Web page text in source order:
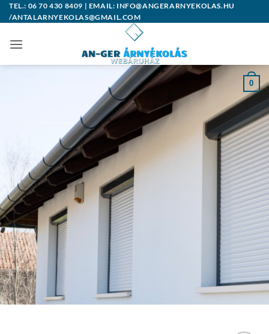
Skip
to
TEL.: 06 70 430 8409 | EMAIL: INFO@ANGERARNYEKOLAS.HU
/ANTALARNYEKOLAS@GMAIL.COM
0